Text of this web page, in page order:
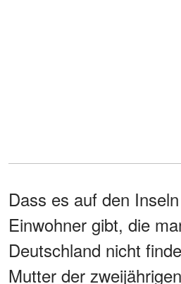
Dass es auf den
Einwohner gibt, die
Deutschland nicht
Mutter der